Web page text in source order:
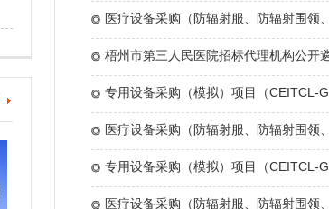
WZ251204（重））竞标公告
医疗设备采购（防辐射服、防辐射围领
止公告
梧州市第三人民医院招标代理机构公开
商公告
专用设备采购（模拟）项目（CEITCL-
医疗设备采购（防辐射服、防辐射围
标流标公告
专用设备采购（模拟）项目（CEITCL-
医疗设备采购（防辐射服、防辐射围